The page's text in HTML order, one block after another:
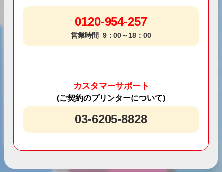
0120-954-257
営業時間 9：00～18：00
カスタマーサポート
(ご契約のプリンターについて)
03-6205-8828